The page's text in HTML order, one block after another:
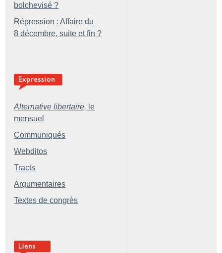
bolchevisé ?
Répression : Affaire du
8 décembre, suite et fin ?
Alternative libertaire, le
mensuel
Communiqués
Webditos
Tracts
Argumentaires
Textes de congrès